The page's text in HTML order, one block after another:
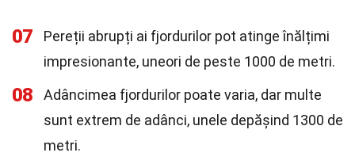
07
Pereții abrupți ai fjordurilor pot atinge înălțimi
impresionante, uneori de peste 1000 de metri.
08
Adâncimea fjordurilor poate varia, dar multe
sunt extrem de adânci, unele depășind 1300 de
metri.